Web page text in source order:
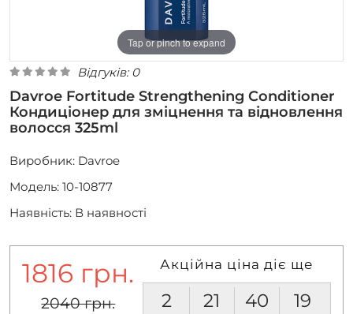
Tap or pinch to expand
Відгуків: 0
Davroe Fortitude Strengthening Conditioner
Кондиціонер для зміцнення та відновлення
волосся 325ml
Виробник: Davroe
Модель: 10-10877
Наявність: В наявності
1816 грн.
2040 грн.
Акційна ціна діє ще
2 21 40 19